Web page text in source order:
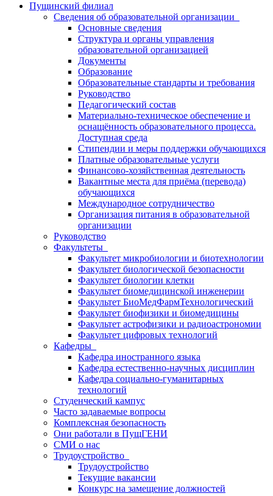
Пущинский филиал
Сведения об образовательной организации
Основные сведения
Структура и органы управления
образовательной организацией
Документы
Образование
Образовательные стандарты и требования
Руководство
Педагогический состав
Материально-техническое обеспечение и
оснащённость образовательного процесса.
Доступная среда
Стипендии и меры поддержки обучающихся
Платные образовательные услуги
Финансово-хозяйственная деятельность
Вакантные места для приёма (перевода)
обучающихся
Международное сотрудничество
Организация питания в образовательной
организации
Руководство
Факультеты
Факультет микробиологии и биотехнологии
Факультет биологической безопасности
Факультет биологии клетки
Факультет биомедицинской инженерии
Факультет БиоМедФармТехнологический
Факультет биофизики и биомедицины
Факультет астрофизики и радиоастрономии
Факультет цифровых технологий
Кафедры
Кафедра иностранного языка
Кафедра естественно-научных дисциплин
Кафедра социально-гуманитарных
технологий
Студенческий кампус
Часто задаваемые вопросы
Комплексная безопасность
Они работали в ПущГЕНИ
СМИ о нас
Трудоустройство
Трудоустройство
Текущие вакансии
Конкурс на замещение должностей